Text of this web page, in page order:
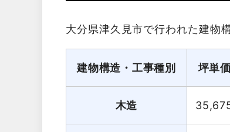
大分県津久見市で行われた建物
建物構造・工事種別 坪単
木造